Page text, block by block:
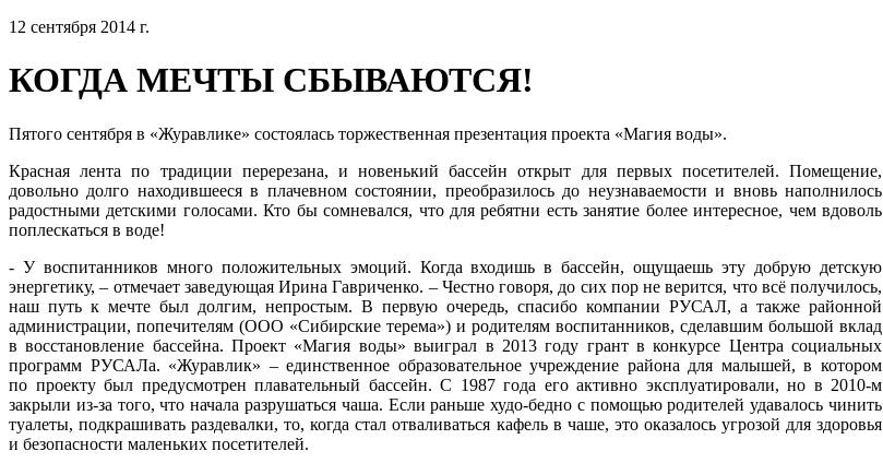
12 сентября 2014 г.
КОГДА МЕЧТЫ СБЫВАЮТСЯ!
Пятого сентября в «Журавлике» состоялась торжественная презентация проекта «Магия воды».
Красная лента по традиции перерезана, и новенький бассейн открыт для первых посетителей. Помещение,
довольно долго находившееся в плачевном состоянии, преобразилось до неузнаваемости и вновь наполнилось
радостными детскими голосами. Кто бы сомневался, что для ребятни есть занятие более интересное, чем вдоволь
поплескаться в воде!
- У воспитанников много положительных эмоций. Когда входишь в бассейн, ощущаешь эту добрую детскую
энергетику, – отмечает заведующая Ирина Гавриченко. – Честно говоря, до сих пор не верится, что всё получилось,
наш путь к мечте был долгим, непростым. В первую очередь, спасибо компании РУСАЛ, а также районной
администрации, попечителям (ООО «Сибирские терема») и родителям воспитанников, сделавшим большой вклад
в восстановление бассейна. Проект «Магия воды» выиграл в 2013 году грант в конкурсе Центра социальных
программ РУСАЛа. «Журавлик» – единственное образовательное учреждение района для малышей, в котором
по проекту был предусмотрен плавательный бассейн. С 1987 года его активно эксплуатировали, но в 2010-м
закрыли из-за того, что начала разрушаться чаша. Если раньше худо-бедно с помощью родителей удавалось чинить
туалеты, подкрашивать раздевалки, то, когда стал отваливаться кафель в чаше, это оказалось угрозой для здоровья
и безопасности маленьких посетителей.